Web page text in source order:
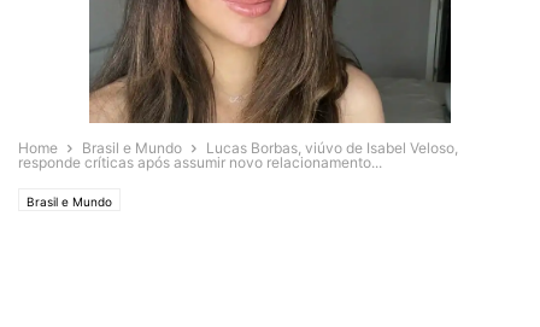
Home Brasil e Mundo
Lucas Borbas, viúvo de Isabel Veloso,
responde críticas após assumir novo relacionamento...
Brasil e Mundo